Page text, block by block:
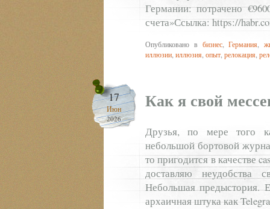
Германии: потрачено
счета»Ссылка: https://
Опубликовано в бизнес,Германия
иллюзии иллюзия опыт релокация
17
Июн
2026
Как я свой
Друзья, по мере того
небольшой бортовой
то пригодится в качестве
доставляю неудобства
Небольшая предыстория.
архаичная штука как